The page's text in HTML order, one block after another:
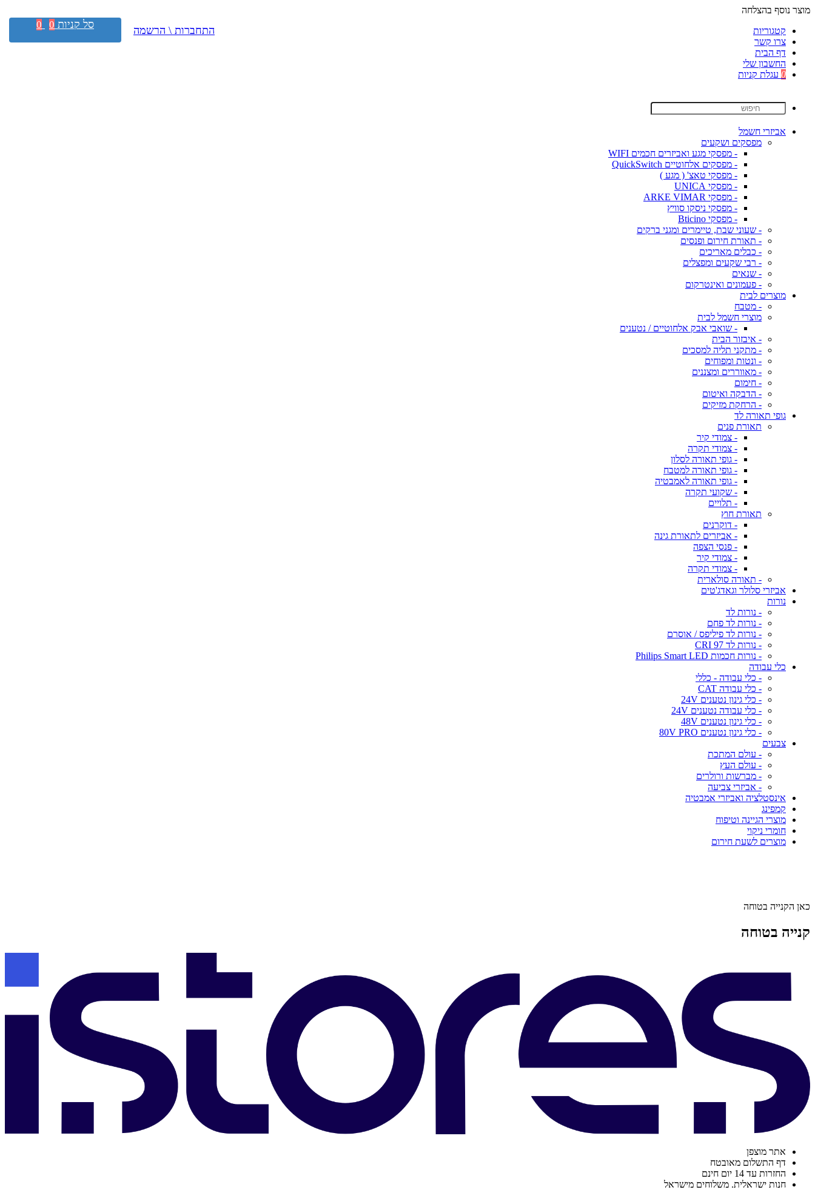
מוצר נוסף בהצלחה
קטגוריות
צרו קשר
דף הבית
החשבון שלי
0 עגלת קניות
אביזרי חשמל
מפסקים ושקעים
- מפסקי מגע ואביזרים חכמים WIFI
- מפסקים אלחוטיים QuickSwitch
- מפסקי טאצ' ( מגע )
- מפסקי UNICA
- מפסקי ARKE VIMAR
- מפסקי ניסקו סוויץ
- מפסקי Bticino
- שעוני שבת, טיימרים ומגני ברקים
- תאורת חירום ופנסים
- כבלים מאריכים
- רבי שקעים ומפצלים
- שנאים
- פעמונים ואינטרקום
מוצרים לבית
- מטבח
מוצרי חשמל לבית
- שואבי אבק אלחוטיים / נטענים
- איבזור הבית
- מתקני תליה למסכים
- ונטות ומפוחים
- מאווררים ומצננים
- חימום
- הדבקה ואיטום
- הרחקת מזיקים
גופי תאורה לד
תאורת פנים
- צמודי קיר
- צמודי תקרה
- גופי תאורה לסלון
- גופי תאורה למטבח
- גופי תאורה לאמבטיה
- שקועי תקרה
- תלויים
תאורת חוץ
- דוקרנים
- אביזרים לתאורת גינה
- פנסי הצפה
- צמודי קיר
- צמודי תקרה
- תאורה סולארית
אביזרי סלולר וגאדג'טים
נורות
- נורות לד
- נורות לד פחם
- נורות לד פיליפס / אוסרם
- נורות לד CRI 97
- נורות חכמות Philips Smart LED
כלי עבודה
- כלי עבודה - כללי
- כלי עבודה CAT
- כלי גינון נטענים 24V
- כלי עבודה נטענים 24V
- כלי גינון נטענים 48V
- כלי גינון נטענים 80V PRO
צבעים
- עולם המתכת
- עולם העץ
- מברשות ורולרים
- אביזרי צביעה
אינסטלציה ואביזרי אמבטיה
קמפינג
מוצרי הגיינה וטיפוח
חומרי ניקוי
מוצרים לשעת חירום
כאן הקנייה בטוחה
קנייה בטוחה
אתר מוצפן
דף התשלום מאובטח
החזרות עד 14 יום חינם
חנות ישראלית. משלוחים מישראל
התחברות \ הרשמה סל קניות 0
0